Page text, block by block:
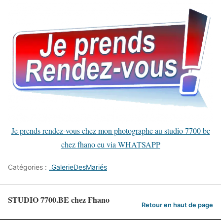
Je prends rendez-vous chez mon photographe au studio 7700 be
chez fhano eu via WHATSAPP
Catégories : _GalerieDesMariés
STUDIO 7700.BE chez Fhano Retour en haut de page